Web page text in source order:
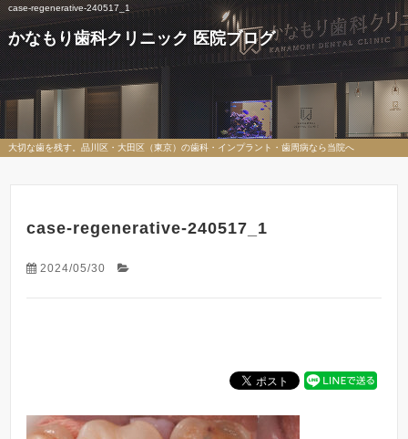
case-regenerative-240517_1
かなもり歯科クリニック 医院ブログ
大切な歯を残す。品川区・大田区（東京）の歯科・インプラント・歯周病なら当院へ
case-regenerative-240517_1
2024/05/30